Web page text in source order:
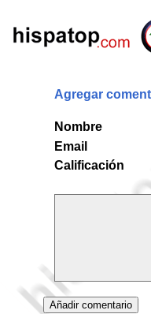
Agregar
Nombre
Email
Calificación